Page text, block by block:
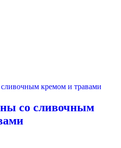
со сливочным